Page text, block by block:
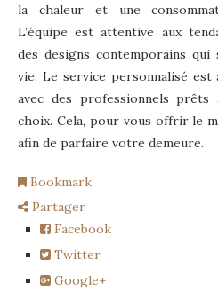
la chaleur et une
L’équipe est attentive aux
des designs contemporains
vie. Le service personnalisé
avec des professionnels
choix. Cela, pour vous offrir le
afin de parfaire votre demeure.
Bookmark
Partager
Facebook
Twitter
Google+